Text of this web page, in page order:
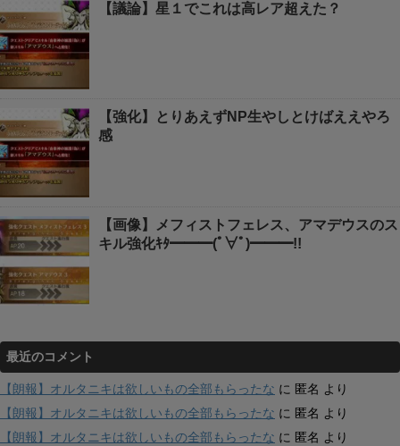
【議論】星１でこれは高レア超えた？
【強化】とりあえずNP生やしとけばええやろ
感
【画像】メフィストフェレス、アマデウスのス
キル強化ｷﾀ━━━(ﾟ∀ﾟ)━━━!!
最近のコメント
【朗報】オルタニキは欲しいもの全部もらったな に 匿名 より
【朗報】オルタニキは欲しいもの全部もらったな に 匿名 より
【朗報】オルタニキは欲しいもの全部もらったな に 匿名 より